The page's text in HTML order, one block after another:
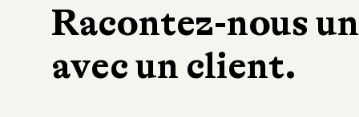
Racontez-nous
avec un client.